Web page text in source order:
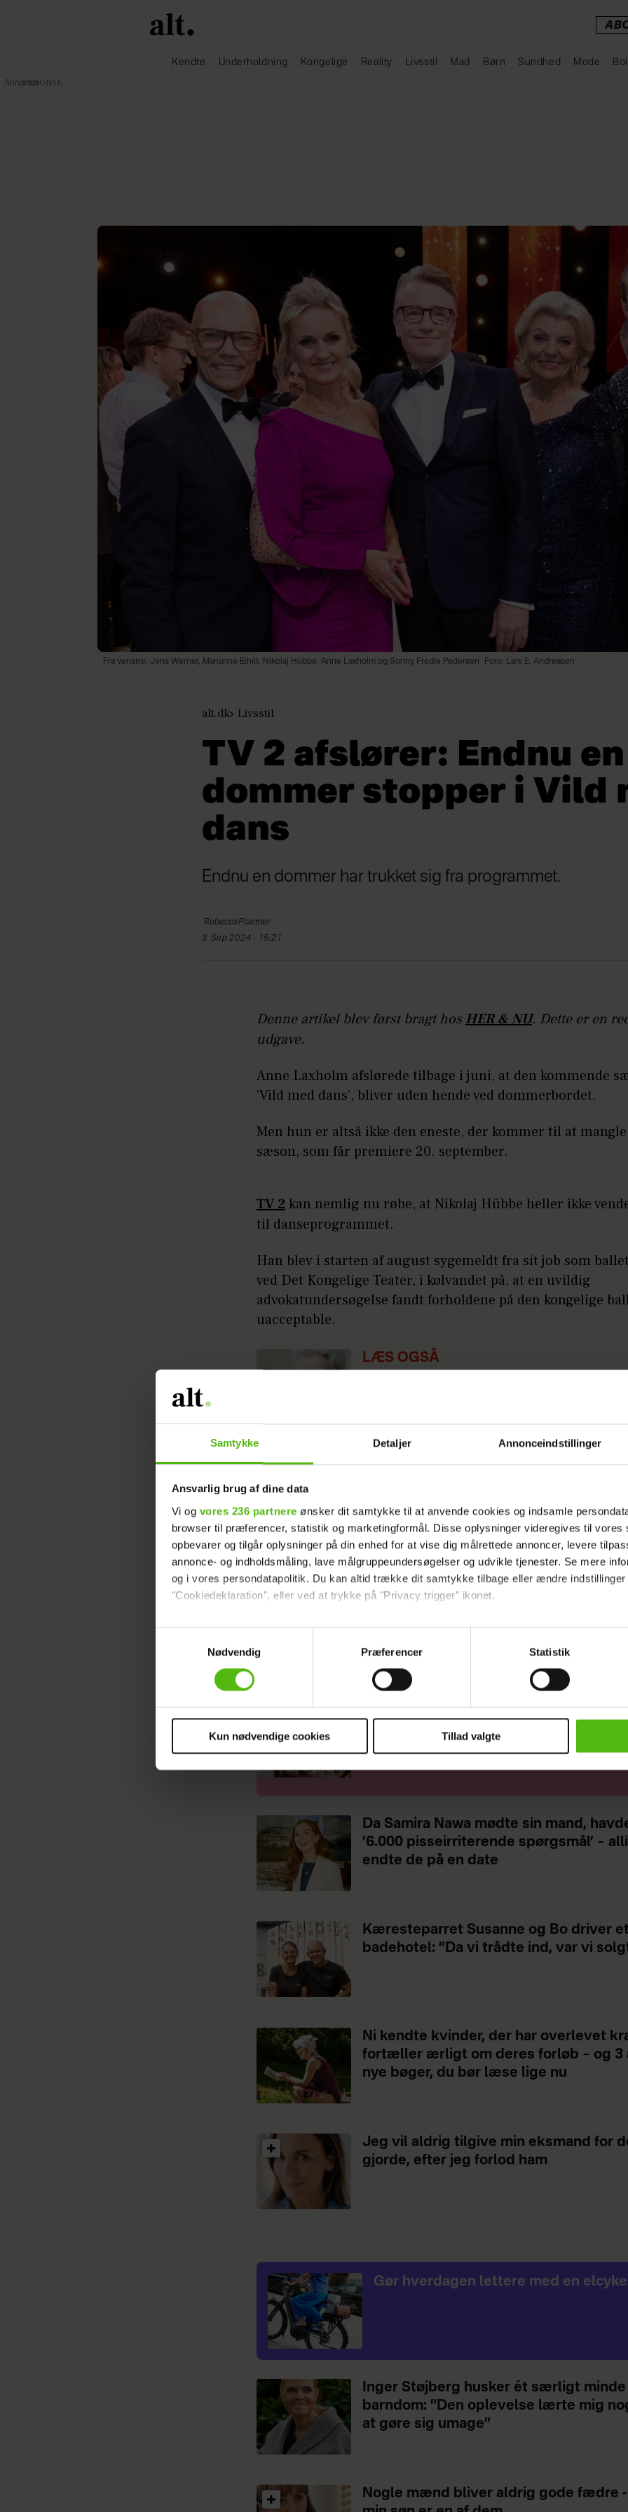
Samtykke Detaljer Annonceindstillinger
Ansvarlig brug af dine data
Vi og vores 236 partnere ønsker dit samtykke til at anvende cookies og indsamle
browser til præferencer, statistik og marketingformål. Disse oplysninger videregives til vores
opbevarer og tilgår oplysninger på din enhed for at vise dig målrettede annoncer, levere
annonce- og indholdsmåling, lave målgruppeundersøgelser og udvikle tjenester. Se mere
og i vores persondatapolitik. Du kan altid trække dit samtykke tilbage eller ændre
"Cookiedeklaration", eller ved at trykke på "Privacy trigger" ikonet.
Dine valg anvendes på hele websitet.
Vi ønsker dit samtykke til at indsamle og bruge data for at kunne levere og finansiere
Vi anvender egne cookies og cookies fra tredjeparter til at at optimere dit besøg på vores
sociale medier.
cookies, samarbejdspartnere og behandling af dine personoplysninger i forbindelse hermed i
Nødvendig
Præferencer Statistik
Kun nødvendige cookies Tillad valgte
Kendte Underholdning Kongelige Reality Livsstil Mad Børn Sundhed Mode
Fra venstre: Jens Werner, Marianne Eihilt, Nikolaj Hübbe, Anne Laxholm og Sonny Fredie Pedersen Foto: Lars E. Andreasen
alt.dk Livsstil
TV 2 afslører: Endnu en
dommer stopper i Vild
dans
Endnu en dommer har trukket sig fra programmet.
RebeccaPlaetner
3. Sep 2024 - 15:21
Denne artikel blev først bragt hosHER & NU. Dette er en
udgave.
Anne Laxholm afslørede tilbage i juni, at den kommende
'Vild med dans', bliver uden hende ved dommerbordet.
Men hun er altså ikke den eneste, der kommer til at
sæson, som får premiere 20. september.
TV 2 kan nemlig nu røbe, at Nikolaj Hübbe heller ikke
til danseprogrammet.
Han blev i starten af august sygemeldt fra sit job som
ved Det Kongelige Teater, i kølvandet på, at en uvildig
advokatundersøgelse fandt forholdene på den kongelige
uacceptable.
LÆS OGSÅ
Hübbe har ellers været fast inventar i 'Vild med dans',
Her overtog balletmesteren dommerrollen for Allan
der var dommer fra sæson tre til syv.
Jeg er træt af min svigerdatters
Da Samira Nawa mødte sin mand,
’6.000 pisseirriterende spørgsmål’ –
endte de på en date
Kæresteparret Susanne og Bo driver
badehotel: ”Da vi trådte ind, var vi
Ni kendte kvinder, der har overlevet
fortæller ærligt om deres forløb – og 3
nye bøger, du bør læse lige nu
Jeg vil aldrig tilgive min eksmand for
gjorde, efter jeg forlod ham
Gør hverdagen lettere med en
Inger Støjberg husker ét særligt minde
barndom: ”Den oplevelse lærte mig
at gøre sig umage”
Nogle mænd bliver aldrig gode fædre
Annonce